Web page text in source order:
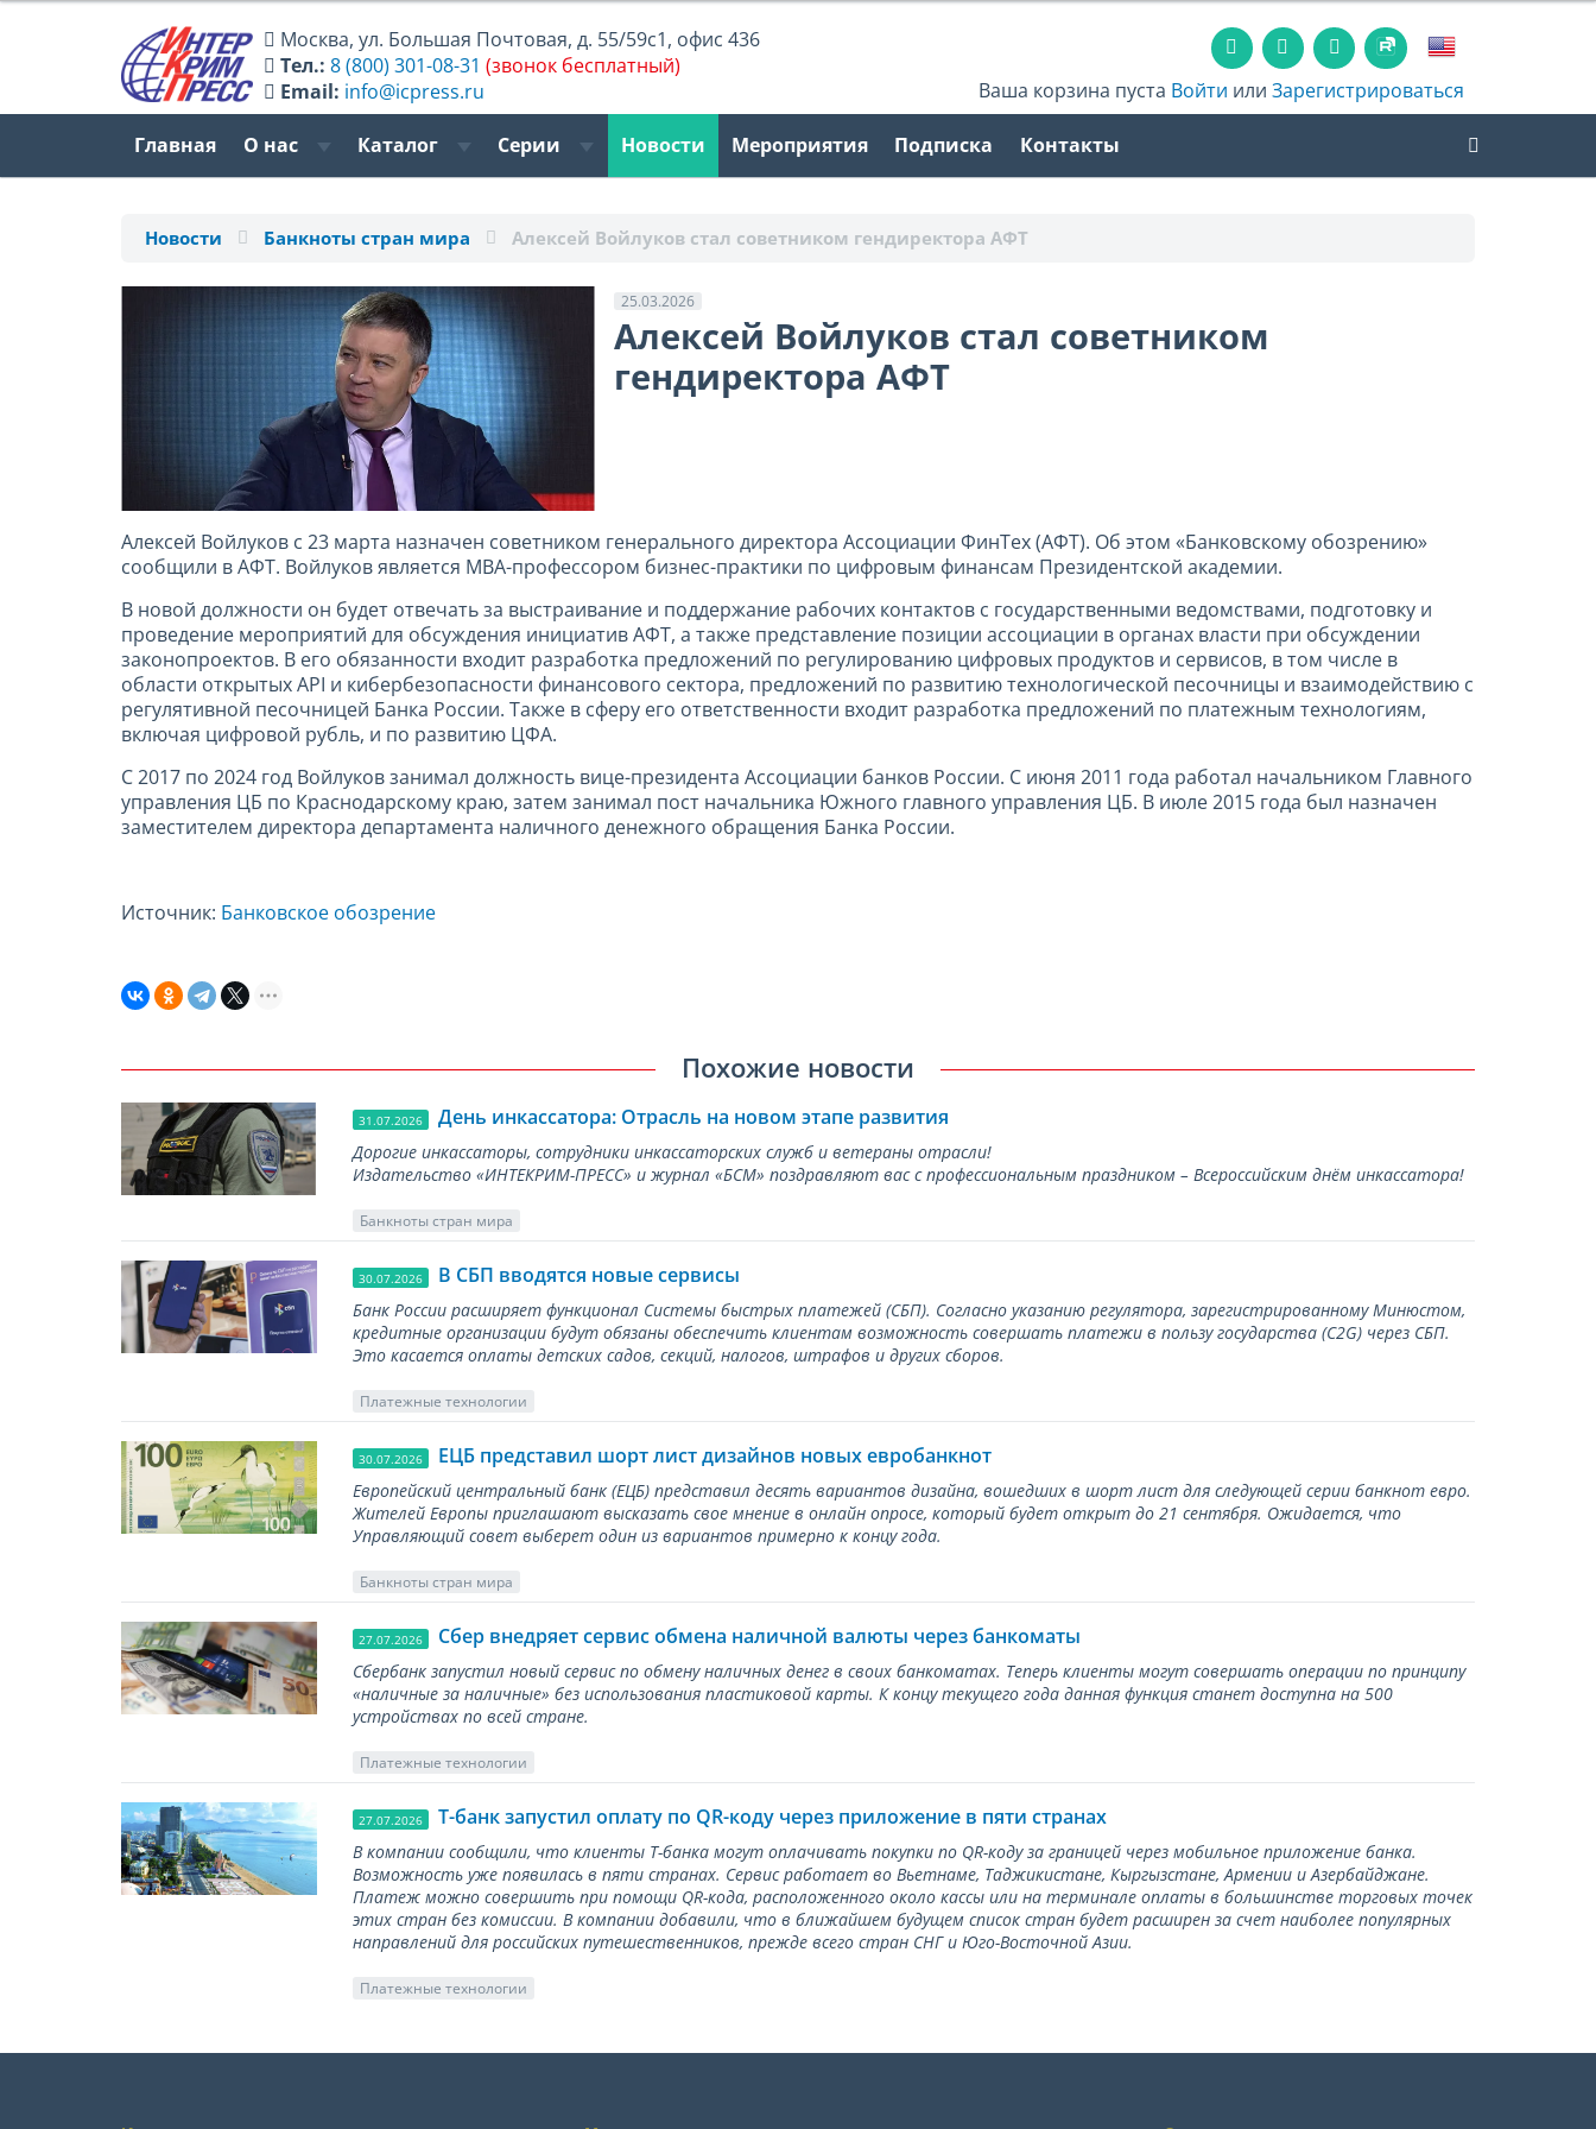
Москва,ул. Большая Почтовая, д. 55/59с1, офис 436
Тел.: 8 (800) 301-08-31 (звонок бесплатный)
Email: info@icpress.ru Ваша корзина пуста Войти илиЗарегистрироваться
Главная О нас Каталог Серии Новости Мероприятия Подписка Контакты
Новости Банкноты стран мира Алексей Войлуков стал советником гендиректора АФТ
25.03.2026
Алексей Войлуков стал советником
гендиректора АФТ
Алексей Войлуков с 23 марта назначен советником генерального директора Ассоциации ФинТех (АФТ). Об этом «Банковскому обозрению»
сообщили в АФТ. Войлуков является МВА-профессором бизнес-практики по цифровым финансам Президентской академии.
В новой должности он будет отвечать за выстраивание и поддержание рабочих контактов с государственными ведомствами, подготовку и
проведение мероприятий для обсуждения инициатив АФТ, а также представление позиции ассоциации в органах власти при обсуждении
законопроектов. В его обязанности входит разработка предложений по регулированию цифровых продуктов и сервисов, в том числе в
области открытых API и кибербезопасности финансового сектора, предложений по развитию технологической песочницы и взаимодействию с
регулятивной песочницей Банка России. Также в сферу его ответственности входит разработка предложений по платежным технологиям,
включая цифровой рубль, и по развитию ЦФА.
С 2017 по 2024 год Войлуков занимал должность вице-президента Ассоциации банков России. С июня 2011 года работал начальником Главного
управления ЦБ по Краснодарскому краю, затем занимал пост начальника Южного главного управления ЦБ. В июле 2015 года был назначен
заместителем директора департамента наличного денежного обращения Банка России.
Источник: Банковское обозрение
Похожие новости
31.07.2026 День инкассатора: Отрасль на новом этапе развития
Дорогие инкассаторы, сотрудники инкассаторских служб и ветераны отрасли!
Издательство «ИНТЕКРИМ-ПРЕСС» и журнал «БСМ» поздравляют вас с профессиональным праздником – Всероссийским днём инкассатора!
Банкноты стран мира
30.07.2026 В СБП вводятся новые сервисы
Банк России расширяет функционал Системы быстрых платежей (СБП). Согласно указанию регулятора, зарегистрированному Минюстом,
кредитные организации будут обязаны обеспечить клиентам возможность совершать платежи в пользу государства (С2G) через СБП.
Это касается оплаты детских садов, секций, налогов, штрафов и других сборов.
Платежные технологии
30.07.2026 ЕЦБ представил шорт лист дизайнов новых евробанкнот
Европейский центральный банк (ЕЦБ) представил десять вариантов дизайна, вошедших в шорт лист для следующей серии банкнот евро.
Жителей Европы приглашают высказать свое мнение в онлайн опросе, который будет открыт до 21 сентября. Ожидается, что
Управляющий совет выберет один из вариантов примерно к концу года.
Банкноты стран мира
27.07.2026 Сбер внедряет сервис обмена наличной валюты через банкоматы
Сбербанк запустил новый сервис по обмену наличных денег в своих банкоматах. Теперь клиенты могут совершать операции по принципу
«наличные за наличные» без использования пластиковой карты. К концу текущего года данная функция станет доступна на 500
устройствах по всей стране.
Платежные технологии
27.07.2026 Т-банк запустил оплату по QR-коду через приложение в пяти странах
В компании сообщили, что клиенты Т-банка могут оплачивать покупки по QR-коду за границей через мобильное приложение банка.
Возможность уже появилась в пяти странах. Сервис работает во Вьетнаме, Таджикистане, Кыргызстане, Армении и Азербайджане.
Платеж можно совершить при помощи QR-кода, расположенного около кассы или на терминале оплаты в большинстве торговых точек
этих стран без комиссии. В компании добавили, что в ближайшем будущем список стран будет расширен за счет наиболее популярных
направлений для российских путешественников, прежде всего стран СНГ и Юго-Восточной Азии.
Платежные технологии